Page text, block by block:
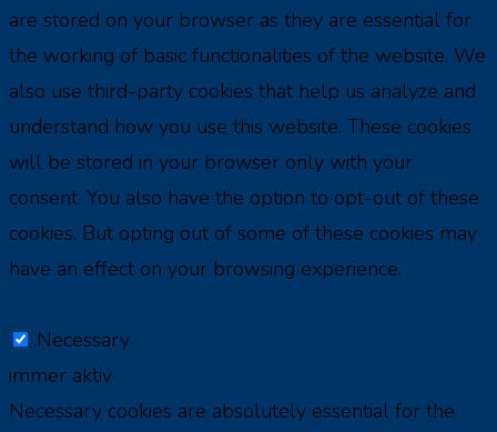
are stored on your browser as they are essential for
the working of basic functionalities of the website. We
also use third-party cookies that help us analyze and
understand how you use this website. These cookies
will be stored in your browser only with your
consent. You also have the option to opt-out of these
cookies. But opting out of some of these cookies may
have an effect on your browsing experience.
Necessary
immer aktiv
Necessary cookies are absolutely essential for the